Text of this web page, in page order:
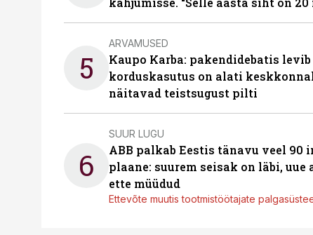
5
ARVAMUSED
Kaupo Karba: pakendidebatis
korduskasutus on alati
näitavad teistsugust pilti
6
SUUR LUGU
ABB palkab Eestis tänavu veel 90
plaane: suurem seisak on läbi,
ette müüdud
Ettevõte muutis tootmistöötajate